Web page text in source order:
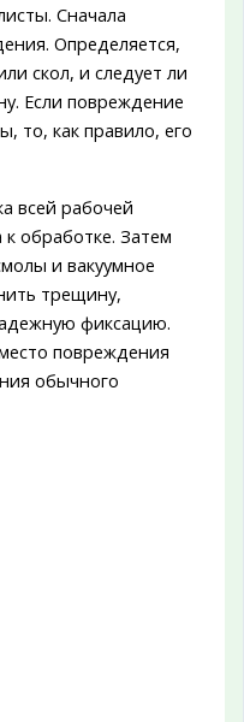
Сначала
Определяется,
скол, и следует ли
Если повреждение
то, как правило, его
всей рабочей
к обработке. Затем
и вакуумное
трещину,
фиксацию.
повреждения
обычного